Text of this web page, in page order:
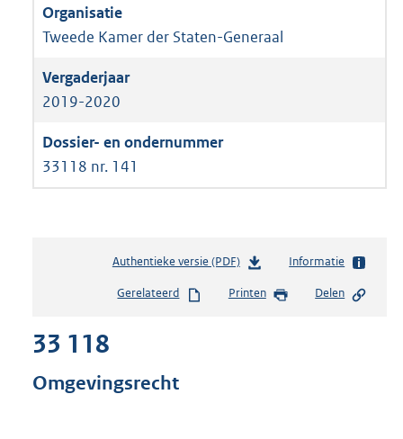
Tweede Kamer der Staten-Generaal
2019-2020
33118 nr. 141
Authentieke versie (PDF)b
s
Informatie
Gerelateerd Printen Delen
33 118
Omgevingsrecht